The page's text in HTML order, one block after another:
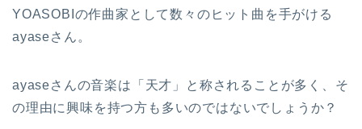
YOASOBIの作曲家として数々のヒット曲を手がける
ayaseさん。
ayaseさんの音楽は「天才」と称されることが多く、そ
の理由に興味を持つ方も多いのではないでしょうか？